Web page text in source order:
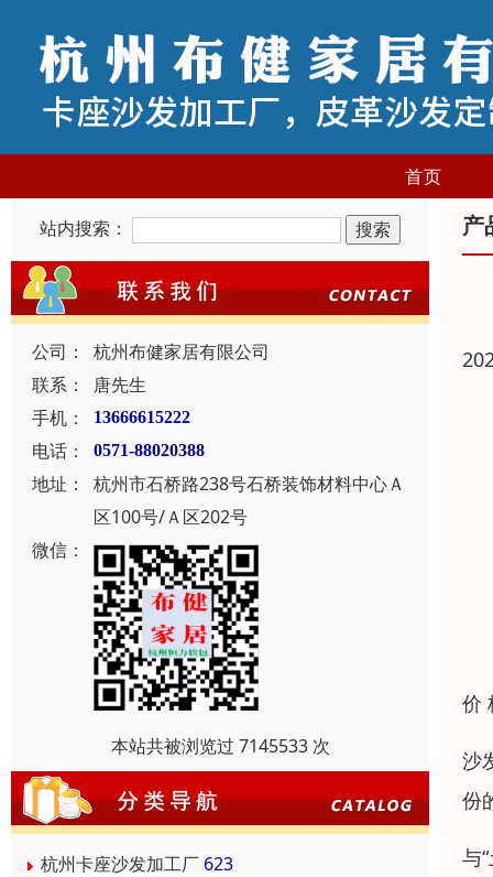
首页
站内搜索：
公司：
杭州布健家居有限公司
联系：
唐先生
手机：
13666615222
电话： 0571-88020388
地址：
杭州市石桥路238号石桥装饰材料中心Ａ
区100号/Ａ区202号
微信：
本站共被浏览过 7145533 次
杭州卡座沙发加工厂 623
产
价
沙
份
与